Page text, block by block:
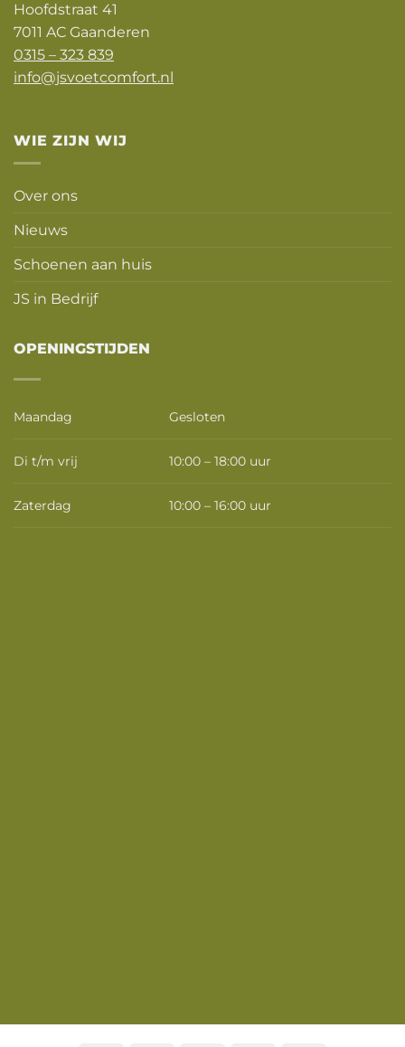
Hoofdstraat 41
7011 AC Gaanderen
0315 – 323 839
info@jsvoetcomfort.nl
WIE ZIJN WIJ
Over ons
Nieuws
Schoenen aan huis
JS in Bedrijf
OPENINGSTIJDEN
Maandag Gesloten
Di t/m vrij 10:00 – 18:00 uur
Zaterdag 10:00 – 16:00 uur